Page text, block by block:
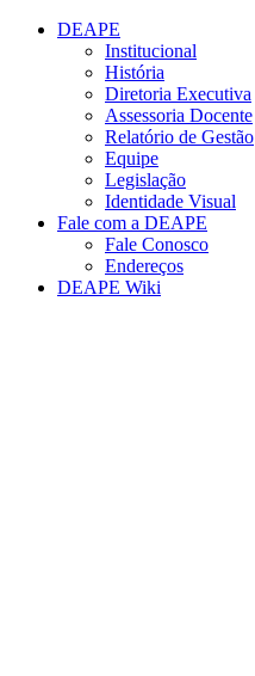
Conteúdo principal
DEAPE
Institucional
História
Diretoria Executiva
Assessoria Docente
Relatório de Gestão
Equipe
Legislação
Identidade Visual
Fale com a DEAPE
Fale Conosco
Endereços
DEAPE Wiki